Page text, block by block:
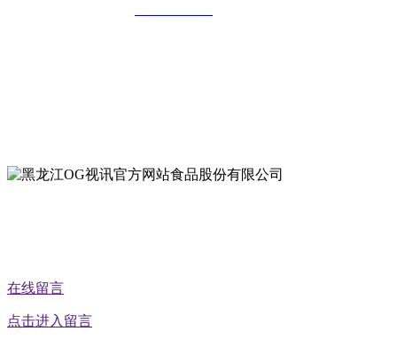
在线留言
点击进入留言